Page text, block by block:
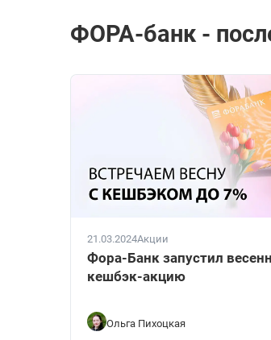
ФОРА-банк -
21.03.2024Акции
Фора-Банк запустил
кешбэк-акцию
Ольга Пихоцкая